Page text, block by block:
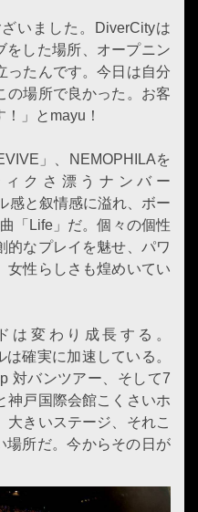
いました。DiverCityは
をした場所、オープニン
ったんです。今日は自分
の場所で良かった。お客
」とmayu！
」、NEMOPHILAを
クさ漂うナンバー
感と叙情感に溢れ、ボー
「Life」だ。個々の個性
的なプレイを魅せ、パワ
女性らしさも煌めいてい
は変わり成長する。
確実に加速している。
対バンツアー、そして7
神戸国際会館こくさいホ
大きいステージ、それこ
場所だ。今からその日が